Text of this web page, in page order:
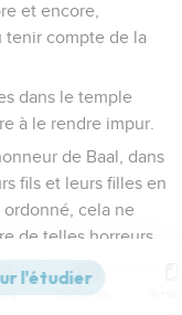
et encore,
tenir compte de la
dans le temple
à le rendre impur.
de Baal, dans
fils et leurs filles en
ordonné, cela ne
de telles horreurs
le Dieu d'Israël,